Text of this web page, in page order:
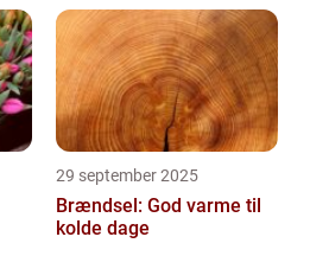
29 september 2025
Brændsel: God varme til
kolde dage